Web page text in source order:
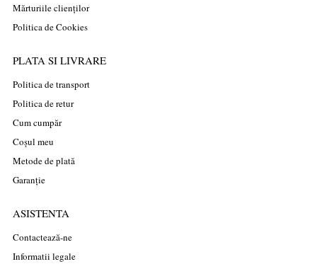
Mărturiile clienților
Politica de Cookies
PLATA SI LIVRARE
Politica de transport
Politica de retur
Cum cumpăr
Coșul meu
Metode de plată
Garanție
ASISTENTA
Contactează-ne
Informatii legale